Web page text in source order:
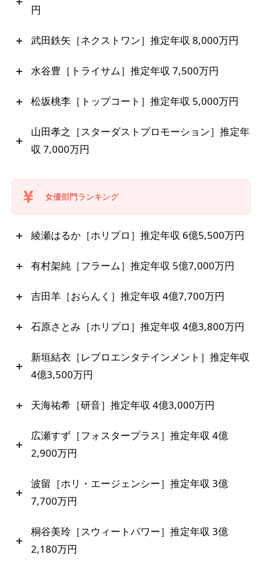
円
武田鉄矢［ネクストワン］推定年収 8,000万円
水谷豊［トライサム］推定年収 7,500万円
松坂桃李［トップコート］推定年収 5,000万円
山田孝之［スターダストプロモーション］推定年
収 7,000万円
女優部門ランキング
綾瀬はるか［ホリプロ］推定年収 6億5,500万円
有村架純［フラーム］推定年収 5億7,000万円
吉田羊［おらんく］推定年収 4億7,700万円
石原さとみ［ホリプロ］推定年収 4億3,800万円
新垣結衣［レプロエンタテインメント］推定年収
4億3,500万円
天海祐希［研音］推定年収 4億3,000万円
広瀬すず［フォスタープラス］推定年収 4億
2,900万円
波留［ホリ・エージェンシー］推定年収 3億
7,700万円
桐谷美玲［スウィートパワー］推定年収 3億
2,180万円